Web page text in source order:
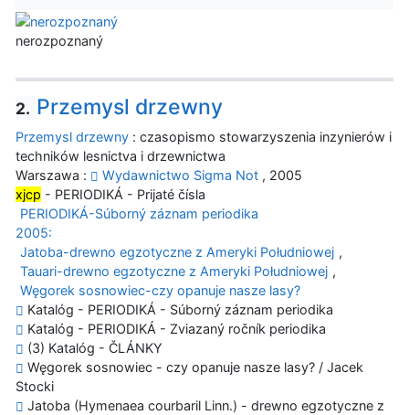
nerozpoznaný
2. Przemysl drzewny
Przemysl drzewny : czasopismo stowarzyszenia inzynierów i
techników lesnictva i drzewnictwa
Warszawa :
Wydawnictwo Sigma Not , 2005
xjcp - PERIODIKÁ - Prijaté čísla
PERIODIKÁ-Súborný záznam periodika
2005:
Jatoba-drewno egzotyczne z Ameryki Południowej ,
Tauari-drewno egzotyczne z Ameryki Południowej ,
Węgorek sosnowiec-czy opanuje nasze lasy?
Katalóg - PERIODIKÁ - Súborný záznam periodika
Katalóg - PERIODIKÁ - Zviazaný ročník periodika
(3) Katalóg - ČLÁNKY
Węgorek sosnowiec - czy opanuje nasze lasy? / Jacek
Stocki
Jatoba (Hymenaea courbaril Linn.) - drewno egzotyczne z